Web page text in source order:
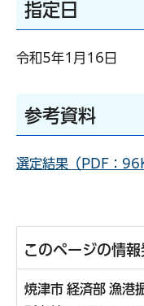
指定日
令和5年1月16日
参考資料
選定結果（PDF：
このページの情
焼津市 経済部 漁